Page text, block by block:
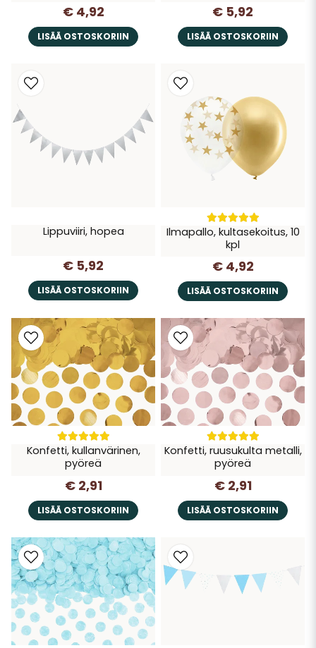
€ 4,92
LISÄÄ OSTOSKORIIN
€ 5,92
LISÄÄ OSTOSKORIIN
Lippuviiri, hopea
€ 5,92
LISÄÄ OSTOSKORIIN
Ilmapallo, kultasekoitus, 10
kpl
€ 4,92
LISÄÄ OSTOSKORIIN
Konfetti, kullanvärinen,
pyöreä
€ 2,91
LISÄÄ OSTOSKORIIN
Konfetti, ruusukulta metalli,
pyöreä
€ 2,91
LISÄÄ OSTOSKORIIN